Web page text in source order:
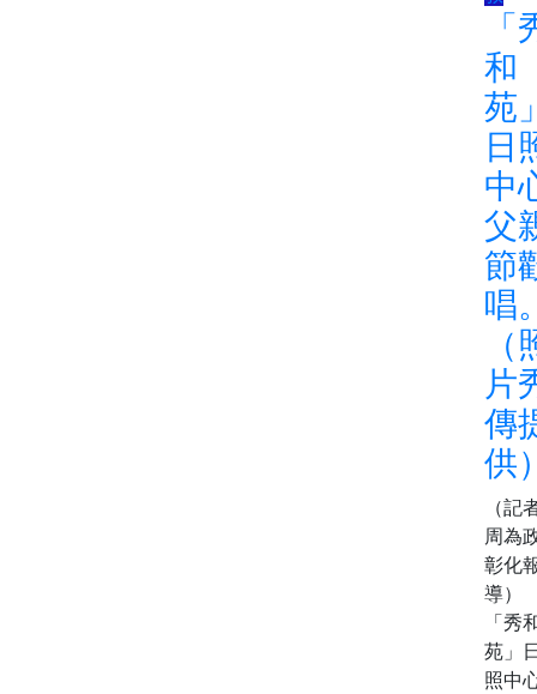
「
和
苑
日
中
父
節
唱
（
片
傳
供
（記
周為
彰化
導）
「秀
苑」
照中